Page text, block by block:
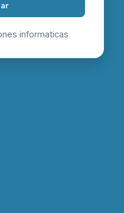
informaticas